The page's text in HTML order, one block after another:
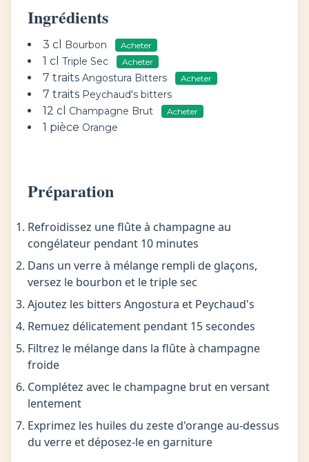
Ingrédients
3 cl Bourbon Acheter
1 cl Triple Sec Acheter
7 traits Angostura Bitters Acheter
7 traits Peychaud's bitters
12 cl Champagne Brut Acheter
1 pièce Orange
Préparation
Refroidissez une flûte à champagne au
congélateur pendant 10 minutes
Dans un verre à mélange rempli de glaçons,
versez le bourbon et le triple sec
Ajoutez les bitters Angostura et Peychaud's
Remuez délicatement pendant 15 secondes
Filtrez le mélange dans la flûte à champagne
froide
Complétez avec le champagne brut en versant
lentement
Exprimez les huiles du zeste d'orange au-dessus
du verre et déposez-le en garniture